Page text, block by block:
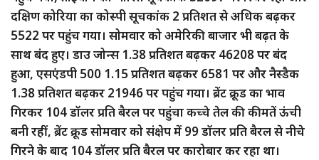
दक्षिण कोरिया का कोस्पी सूचकांक 2 प्रतिशत से अधिक बढ़कर
5522 पर पहुंच गया। सोमवार को अमेरिकी बाजार भी बढ़त के
साथ बंद हुए। डाउ जोन्स 1.38 प्रतिशत बढ़कर 46208 पर बंद
हुआ, एसएंडपी 500 1.15 प्रतिशत बढ़कर 6581 पर और नैस्डैक
1.38 प्रतिशत बढ़कर 21946 पर पहुंच गया। ब्रेंट क्रूड का भाव
गिरकर 104 डॉलर प्रति बैरल पर पहुंचा कच्चे तेल की कीमतें ऊंची
बनी रहीं, ब्रेंट क्रूड सोमवार को संक्षेप में 99 डॉलर प्रति बैरल से नीचे
गिरने के बाद 104 डॉलर प्रति बैरल पर कारोबार कर रहा था।